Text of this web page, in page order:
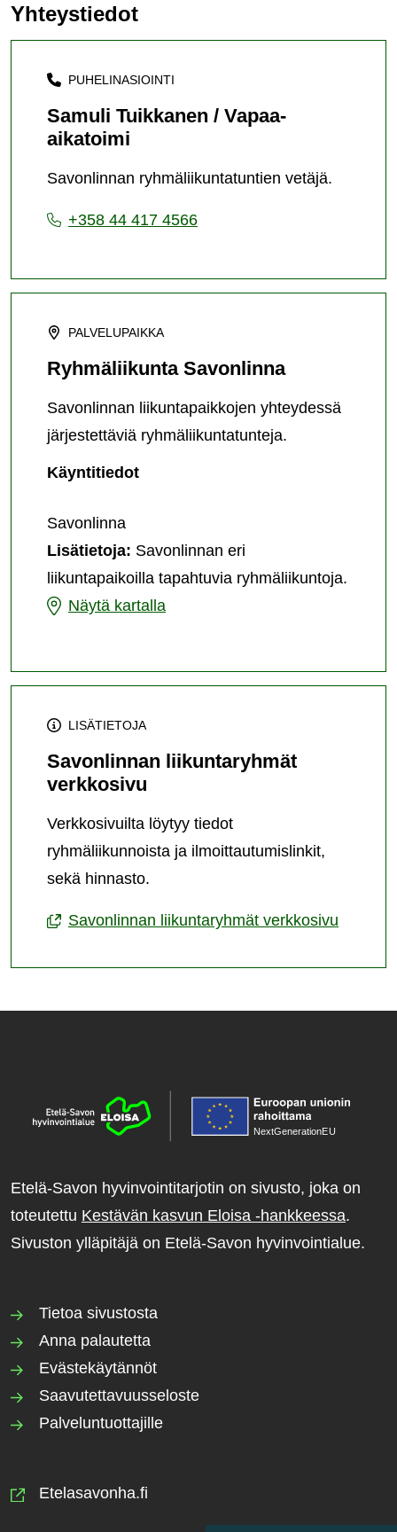
Yhteystiedot
PUHELINASIOINTI
Samuli Tuikkanen / Vapaa-
aikatoimi
Savonlinnan ryhmäliikuntatuntien vetäjä.
+358 44 417 4566
PALVELUPAIKKA
Ryhmäliikunta Savonlinna
Savonlinnan liikuntapaikkojen yhteydessä
järjestettäviä ryhmäliikuntatunteja.
KäyntitiedotRyhmäliikunta
Savonlinna
Lisätietoja: Savonlinnan eri
liikuntapaikoilla tapahtuvia ryhmäliikuntoja.
Näytä kartalla
Ryhmäliikunta
LISÄTIETOJA
Savonlinnan liikuntaryhmät
verkkosivu
Verkkosivuilta löytyy tiedot
ryhmäliikunnoista ja ilmoittautumislinkit,
sekä hinnasto.
Savonlinnan liikuntaryhmät verkkosivu
NextGenerationEU
Etelä-Savon hyvinvointitarjotin on sivusto, joka on
toteutettu Kestävän kasvun Eloisa -hankkeessa.
Sivuston ylläpitäjä on Etelä-Savon hyvinvointialue.
Tietoa sivustosta
Anna palautetta
Evästekäytännöt
Saavutettavuusseloste
Palveluntuottajille
Etelasavonha.fi